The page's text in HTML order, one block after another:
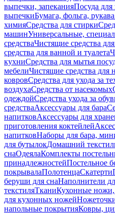
выпечки, запеканияПосуда для
выпечкиБумага, фольга,
химияСредства для стирки
машинУниверсальные,
средстваЧистящие средства
средства для ванной и туалета
кухниСредства для мытья
мебелиЧистящие средства
ковровСредства для ухода за
воздухаСредства от насекомых
одеждойСредства ухода за
средстваАксессуары для бара
напитковАксессуары для
приготовления коктейлей
напитковНаборы для бара,
для бутылокДомашний
снаОдеялаКомплекты
принадлежностейПостельное
покрывалаПолотенцаСкатерти
беруши для снаНаполнители
текстиляТканиКухонные ножи,
для кухонных ножей
напольные покрытияКовры,